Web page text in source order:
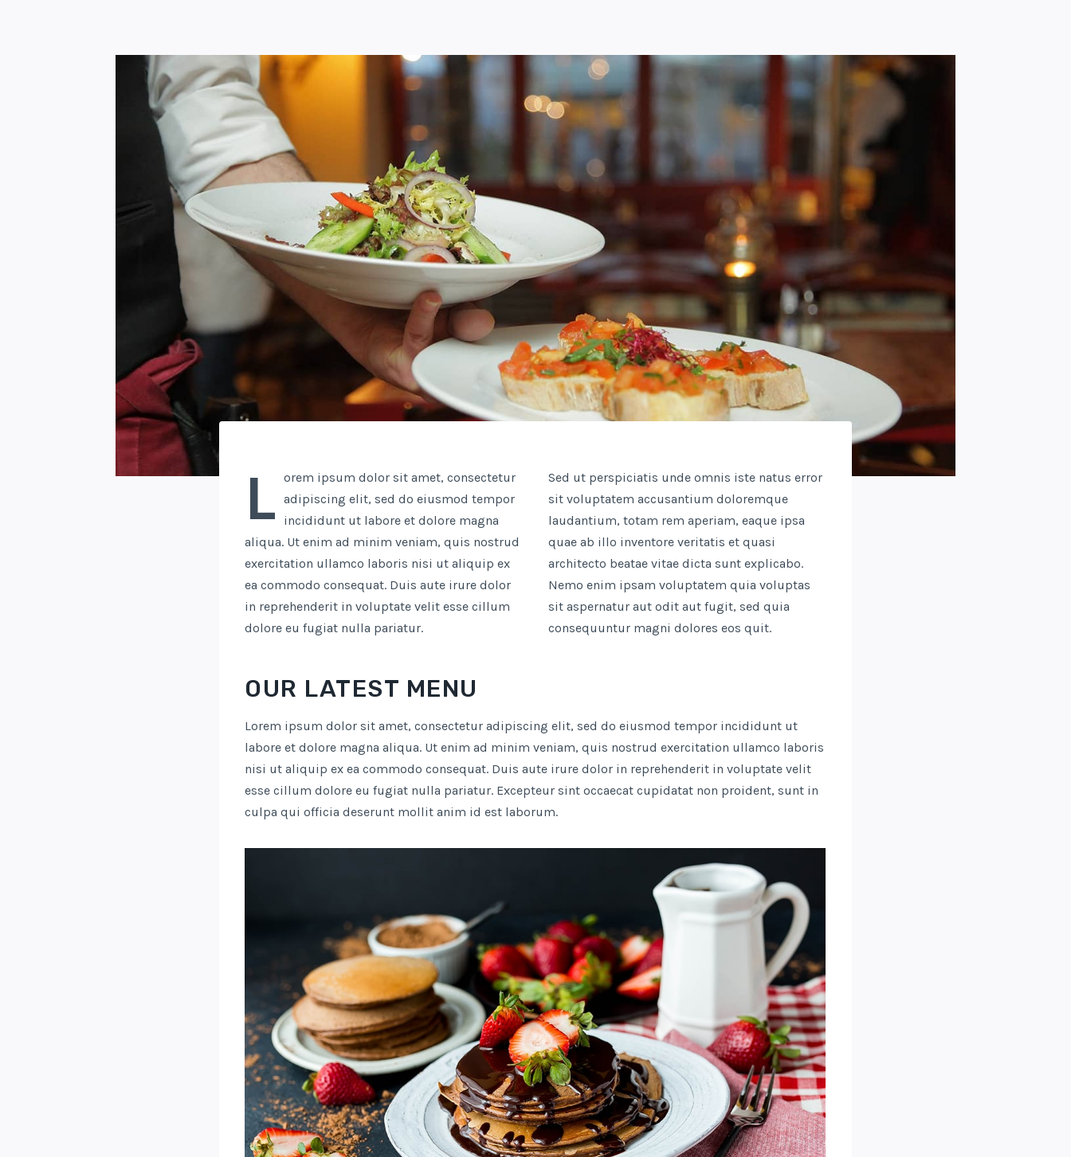
L orem ipsum dolor sit amet, consectetur
adipiscing elit, sed do eiusmod tempor
incididunt ut labore et dolore magna
aliqua. Ut enim ad minim veniam, quis nostrud
exercitation ullamco laboris nisi ut aliquip ex
ea commodo consequat. Duis aute irure dolor
in reprehenderit in voluptate velit esse cillum
dolore eu fugiat nulla pariatur.
Sed ut perspiciatis unde omnis iste natus error
sit voluptatem accusantium doloremque
laudantium, totam rem aperiam, eaque ipsa
quae ab illo inventore veritatis et quasi
architecto beatae vitae dicta sunt explicabo.
Nemo enim ipsam voluptatem quia voluptas
sit aspernatur aut odit aut fugit, sed quia
consequuntur magni dolores eos quit.
OUR LATEST MENU
Lorem ipsum dolor sit amet, consectetur adipiscing elit, sed do eiusmod tempor incididunt ut
labore et dolore magna aliqua. Ut enim ad minim veniam, quis nostrud exercitation ullamco laboris
nisi ut aliquip ex ea commodo consequat. Duis aute irure dolor in reprehenderit in voluptate velit
esse cillum dolore eu fugiat nulla pariatur. Excepteur sint occaecat cupidatat non proident, sunt in
culpa qui officia deserunt mollit anim id est laborum.